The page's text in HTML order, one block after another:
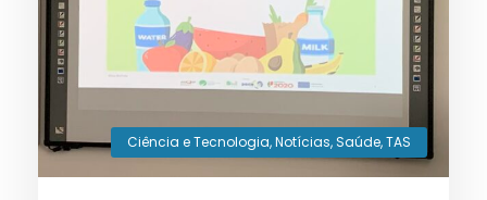
Ciência e Tecnologia,Notícias,Saúde,TAS